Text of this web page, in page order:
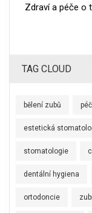
Zdraví a péče o
TAG CLOUD
bělení zubů
estetická
stomatologie
dentální hygiena
ortodoncie